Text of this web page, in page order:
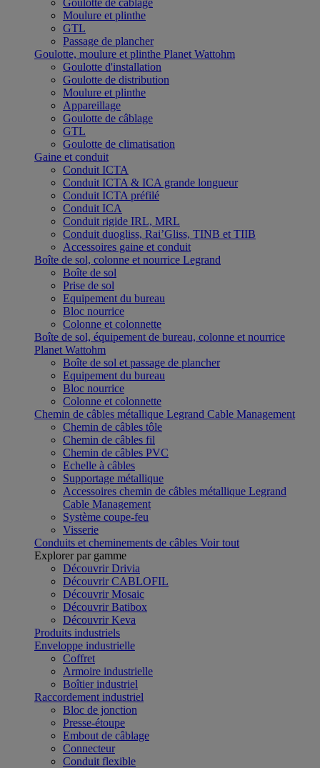
Goulotte de câblage
Moulure et plinthe
GTL
Passage de plancher
Goulotte, moulure et plinthe Planet Wattohm
Goulotte d'installation
Goulotte de distribution
Moulure et plinthe
Appareillage
Goulotte de câblage
GTL
Goulotte de climatisation
Gaine et conduit
Conduit ICTA
Conduit ICTA & ICA grande longueur
Conduit ICTA préfilé
Conduit ICA
Conduit rigide IRL, MRL
Conduit duogliss, Rai’Gliss, TINB et TIIB
Accessoires gaine et conduit
Boîte de sol, colonne et nourrice Legrand
Boîte de sol
Prise de sol
Equipement du bureau
Bloc nourrice
Colonne et colonnette
Boîte de sol, équipement de bureau, colonne et nourrice
Planet Wattohm
Boîte de sol et passage de plancher
Equipement du bureau
Bloc nourrice
Colonne et colonnette
Chemin de câbles métallique Legrand Cable Management
Chemin de câbles tôle
Chemin de câbles fil
Chemin de câbles PVC
Echelle à câbles
Supportage métallique
Accessoires chemin de câbles métallique Legrand
Cable Management
Système coupe-feu
Visserie
Conduits et cheminements de câbles Voir tout
Explorer par gamme
Découvrir Drivia
Découvrir CABLOFIL
Découvrir Mosaic
Découvrir Batibox
Découvrir Keva
Produits industriels
Enveloppe industrielle
Coffret
Armoire industrielle
Boîtier industriel
Raccordement industriel
Bloc de jonction
Presse-étoupe
Embout de câblage
Connecteur
Conduit flexible